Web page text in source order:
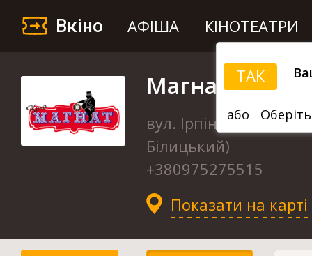
Вкіно АФІША КІНОТЕАТРИ
ТАК
або
Магнат
вул. Ірпінська, 76 (ТЦ
Білицький)
+380975275515
Показати на карті